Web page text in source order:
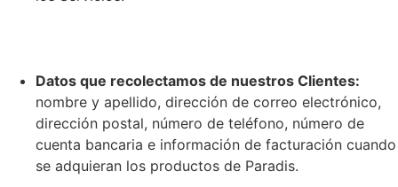
Datos que recolectamos de nuestros Clientes:
nombre y apellido, dirección de correo electrónico,
dirección postal, número de teléfono, número de
cuenta bancaria e información de facturación cuando
se adquieran los productos de Paradis.